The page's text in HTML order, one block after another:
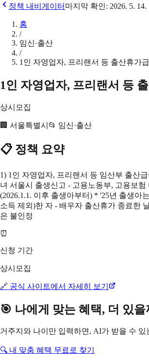
정책 내비게이터 마지막 확인: 2026. 5. 14.
홈
/
임신·출산
/
1인 자영업자, 프리랜서 등 출산휴가
1인 자영업자, 프리랜서 등
상시모집
🏢 서울특별시 📂 임신·출산
📋 정책 요약
1) 1인 자영업자, 프리랜서 등 임산부 출산
녀 서울시 출생신고 - 고용노동부, 고용보
(2026.1.1. 이후 출생아부터) * '25년 출생아
소득 제외)한 자 - 배우자 출산휴가 종료한
은 불인정
⏰
신청 기간
상시모집
🔗 공식 사이트에서 자세히 보기
🎯 나에게 맞는 혜택, 더 있을
거주지와 나이만 입력하면, AI가 받을 수 있
🔍 내 맞춤 혜택 무료로 찾기